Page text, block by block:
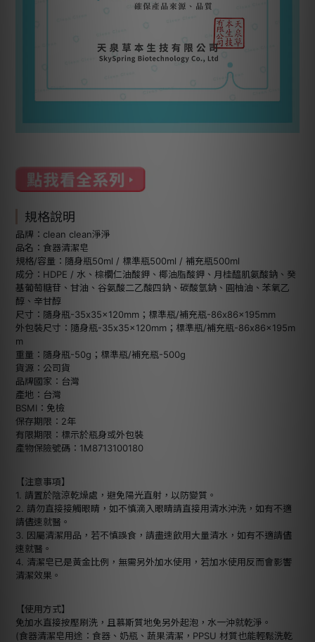
規格說明
品牌：clean clean淨淨
品名：食器清潔皂
規格/容量：隨身瓶50ml / 標準瓶500ml / 補充瓶500ml
成分：HDPE / 水、棕櫚仁油酸鉀、椰油脂酸鉀、月桂醯肌氨酸鈉、癸
基葡萄糖苷、甘油、谷氨酸二乙酸四鈉、碳酸氫鈉、圓柚油、苯氧乙
醇、辛甘醇
尺寸：隨身瓶-35x35x120mm；標準瓶/補充瓶-86x86x195mm
外包裝尺寸：隨身瓶-35x35x120mm；標準瓶/補充瓶-86x86x195m
m
重量：隨身瓶-50g；標準瓶/補充瓶-500g
貨源：公司貨
品牌國家：台灣
產地：台灣
BSMI：免檢
保存期限：2年
有限期限：標示於瓶身或外包裝
產物保險號碼：1M8713100180
【注意事項】
1. 請置於陰涼乾燥處，避免陽光直射，以防變質。
2. 請勿直接接觸眼睛，如不慎滴入眼睛請直接用清水沖洗，如有不適
請儘速就醫。
3. 因屬清潔用品，若不慎誤食，請盡速飲用大量清水，如有不適請儘
速就醫。
4. 清潔皂已是黃金比例，無需另外加水使用，若加水使用反而會影響
清潔效果。
【使用方式】
免加水直接按壓刷洗，且慕斯質地免另外起泡，水一沖就乾淨。
(食器清潔皂用途：食器、奶瓶、蔬果清潔，PPSU 材質也能輕鬆洗乾